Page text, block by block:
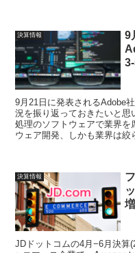
決算情報
9
9月21日に発表されるAdobe
況を振り返っておきたいと
処理のソフトウェアで業界を
ウェア開発、しかも業界は絞
決算情報
JDドットコムの4月−6月決算